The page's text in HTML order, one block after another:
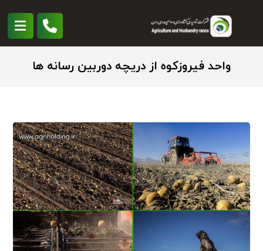
واحد فیروزکوه از دریچه دوربین رسانه ها